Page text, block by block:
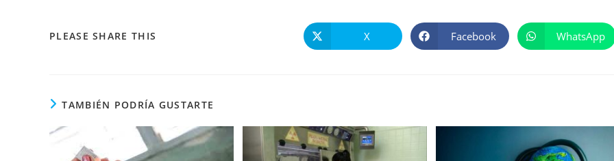
PLEASE SHARE THIS
abre
X Se
abre
Facebook Se
abre
WhatsApp
TAMBIÉN PODRÍA GUSTARTE